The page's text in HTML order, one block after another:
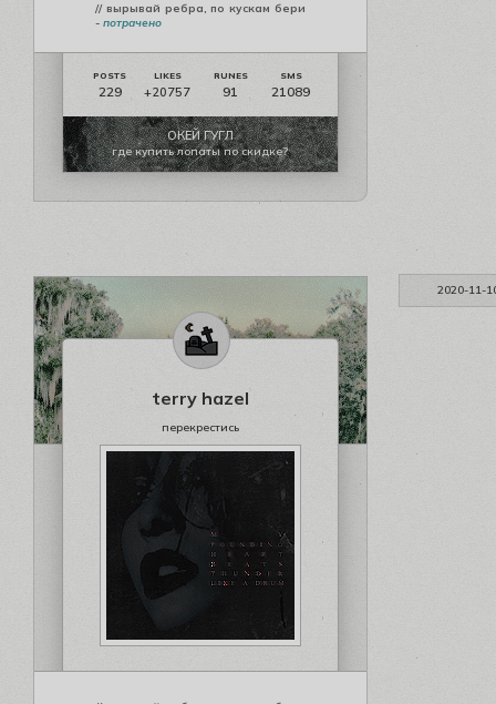
// вырывай ребра, по кускам бери
- потрачено
229 +20757 91 21089
ОКЕЙ ГУГЛ
где купить лопаты по скидке?
2020-11-
terry hazel
перекрестись